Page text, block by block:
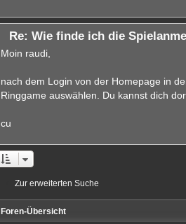
Re: Wie finde ich die
Moin raudi,
nach dem Login von der Homepage in
Ringgame auswählen. Du kannst dich
cu
Zur erweiterten Suche
Foren-Übersicht